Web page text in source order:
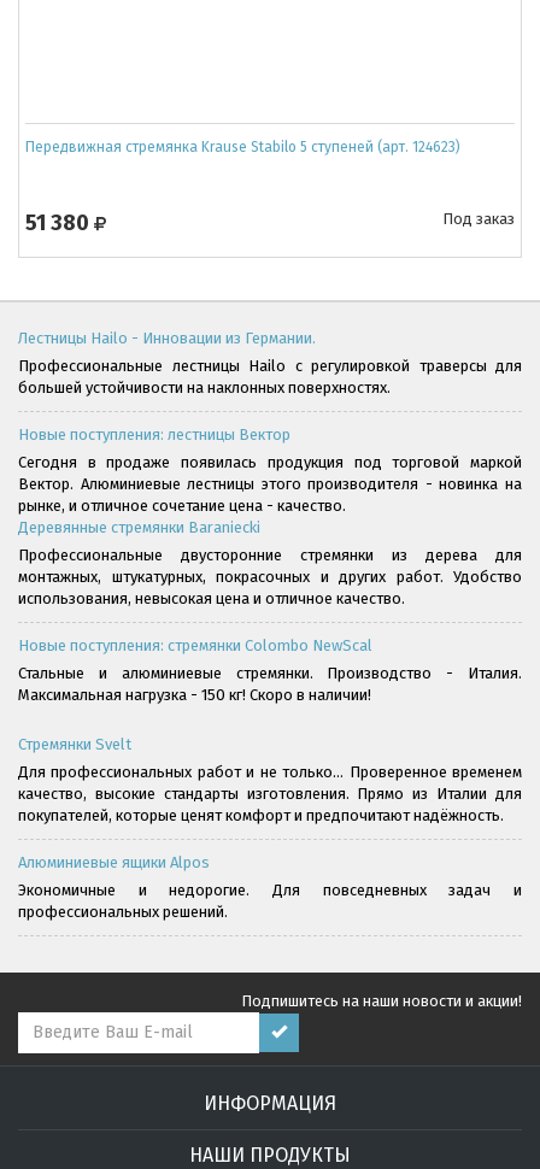
Передвижная стремянка Krause Stabilo 5 ступеней (арт. 124623)
51 380 Под заказ
Лестницы Hailo - Инновации из Германии.
Профессиональные лестницы Hailo с регулировкой траверсы для
большей устойчивости на наклонных поверхностях.
Новые поступления: лестницы Вектор
Сегодня в продаже появилась продукция под торговой маркой
Вектор. Алюминиевые лестницы этого производителя - новинка на
рынке, и отличное сочетание цена - качество.
Деревянные стремянки Baraniecki
Профессиональные двусторонние стремянки из дерева для
монтажных, штукатурных, покрасочных и других работ. Удобство
использования, невысокая цена и отличное качество.
Новые поступления: стремянки Colombo NewScal
Стальные и алюминиевые стремянки. Производство - Италия.
Максимальная нагрузка - 150 кг! Скоро в наличии!
Стремянки Svelt
Для профессиональных работ и не только... Проверенное временем
качество, высокие стандарты изготовления. Прямо из Италии для
покупателей, которые ценят комфорт и предпочитают надёжность.
Алюминиевые ящики Alpos
Экономичные и недорогие. Для повседневных задач и
профессиональных решений.
Подпишитесь на наши новости и акции!
ИНФОРМАЦИЯ
НАШИ ПРОДУКТЫ